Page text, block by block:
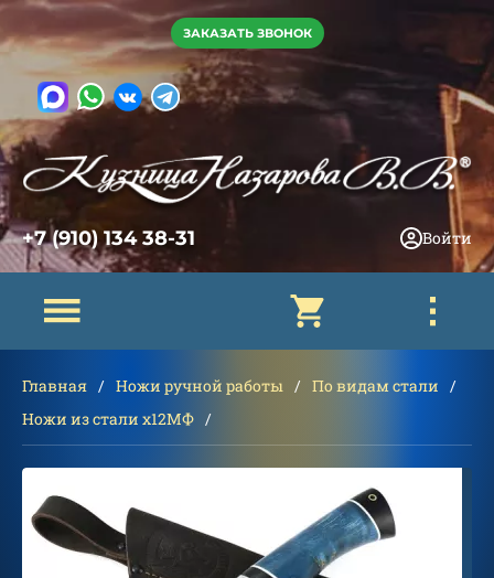
ЗАКАЗАТЬ ЗВОНОК
+7 (910) 134 38-31 Войти
Главная Ножи ручной работы
По видам стали
Ножи из стали х12МФ